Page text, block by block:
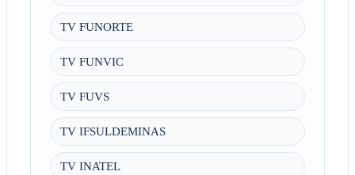
TV FUNORTE
TV FUNVIC
TV FUVS
TV IFSULDEMINAS
TV INATEL